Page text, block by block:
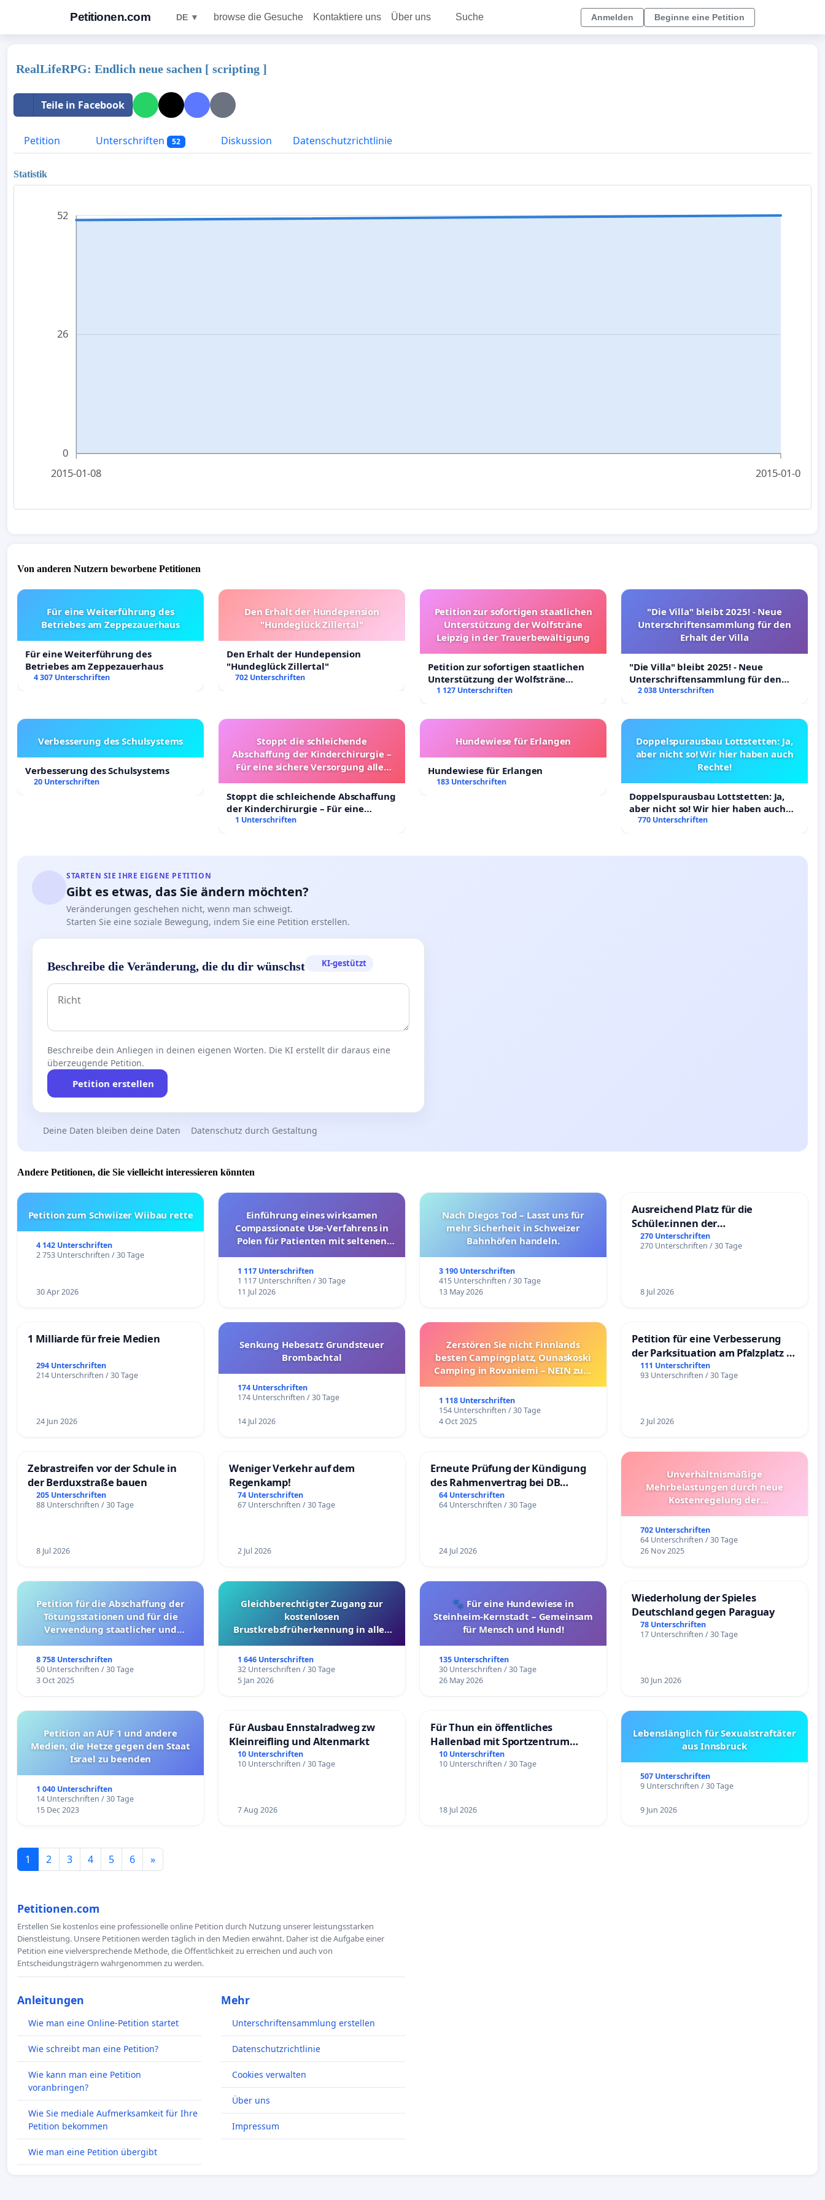
Petitionen.com DE ▼ browse die Gesuche Kontaktiere uns Über uns Suche Anmelden Beginne eine Petition
RealLifeRPG: Endlich neue sachen [ scripting ]
Teile in Facebook
Petition Unterschriften 52 Diskussion Datenschutzrichtlinie
Statistik
0
26
52
2015-01-08 2015-01-09
Von anderen Nutzern beworbene Petitionen
Für eine Weiterführung des
Betriebes am Zeppezauerhaus
Für eine Weiterführung des
Betriebes am Zeppezauerhaus
4 307 Unterschriften
Den Erhalt der Hundepension
"Hundeglück Zillertal"
Den Erhalt der Hundepension
"Hundeglück Zillertal"
702 Unterschriften
Petition zur sofortigen staatlichen
Unterstützung der Wolfsträne
Leipzig in der Trauerbewältigung
Petition zur sofortigen staatlichen
Unterstützung der Wolfsträne
Leipzig in der Trauerbewältigung
1 127 Unterschriften
"Die Villa" bleibt 2025! - Neue
Unterschriftensammlung für den
Erhalt der Villa
"Die Villa" bleibt 2025! - Neue
Unterschriftensammlung für den
Erhalt der Villa
2 038 Unterschriften
Verbesserung des Schulsystems
Verbesserung des Schulsystems
20 Unterschriften
Stoppt die schleichende
Abschaffung der Kinderchirurgie –
Für eine sichere Versorgung aller
Stoppt die schleichende Abschaffung
der Kinderchirurgie – Für eine
sichere Versorgung aller Kinder in
1 Unterschriften
Hundewiese für Erlangen
Hundewiese für Erlangen
183 Unterschriften
Doppelspurausbau Lottstetten: Ja,
aber nicht so! Wir hier haben auch
Rechte!
Doppelspurausbau Lottstetten: Ja,
aber nicht so! Wir hier haben auch
Rechte!
770 Unterschriften
STARTEN SIE IHRE EIGENE PETITION
Gibt es etwas, das Sie ändern möchten?
Veränderungen geschehen nicht, wenn man schweigt.
Starten Sie eine soziale Bewegung, indem Sie eine Petition erstellen.
Beschreibe die Veränderung, die du dir wünschst KI-gestützt
Beschreibe dein Anliegen in deinen eigenen Worten. Die KI erstellt dir daraus eine
überzeugende Petition.
Petition erstellen
Deine Daten bleiben deine Daten Datenschutz durch Gestaltung
Andere Petitionen, die Sie vielleicht interessieren könnten
Petition zum Schwiizer Wiibau rette
4 142 Unterschriften
2 753 Unterschriften / 30 Tage
30 Apr 2026
Einführung eines wirksamen
Compassionate Use-Verfahrens in
Polen für Patienten mit seltenen
1 117 Unterschriften
1 117 Unterschriften / 30 Tage
11 Jul 2026
Nach Diegos Tod – Lasst uns für
mehr Sicherheit in Schweizer
Bahnhöfen handeln.
3 190 Unterschriften
415 Unterschriften / 30 Tage
13 May 2026
Ausreichend Platz für die
Schüler.innen der
Schönbergschule
270 Unterschriften
270 Unterschriften / 30 Tage
8 Jul 2026
1 Milliarde für freie Medien
294 Unterschriften
214 Unterschriften / 30 Tage
24 Jun 2026
Senkung Hebesatz Grundsteuer
Brombachtal
174 Unterschriften
174 Unterschriften / 30 Tage
14 Jul 2026
Zerstören Sie nicht Finnlands
besten Campingplatz, Ounaskoski
Camping in Rovaniemi – NEIN zum
1 118 Unterschriften
154 Unterschriften / 30 Tage
4 Oct 2025
Petition für eine Verbesserung
der Parksituation am Pfalzplatz in
Mannheim
111 Unterschriften
93 Unterschriften / 30 Tage
2 Jul 2026
Zebrastreifen vor der Schule in
der Berduxstraße bauen
205 Unterschriften
88 Unterschriften / 30 Tage
8 Jul 2026
Weniger Verkehr auf dem
Regenkamp!
74 Unterschriften
67 Unterschriften / 30 Tage
2 Jul 2026
Erneute Prüfung der Kündigung
des Rahmenvertrag bei DB
Fahrwegdienste Gmbh
64 Unterschriften
64 Unterschriften / 30 Tage
24 Jul 2026
Unverhältnismäßige
Mehrbelastungen durch neue
Kostenregelung der
Überprüfung und Alternativen
702 Unterschriften
64 Unterschriften / 30 Tage
26 Nov 2025
Petition für die Abschaffung der
Tötungsstationen und für die
Verwendung staatlicher und
8 758 Unterschriften
50 Unterschriften / 30 Tage
3 Oct 2025
Gleichberechtigter Zugang zur
kostenlosen
Brustkrebsfrüherkennung in allen
1 646 Unterschriften
32 Unterschriften / 30 Tage
5 Jan 2026
🐾 Für eine Hundewiese in
Steinheim-Kernstadt – Gemeinsam
für Mensch und Hund!
135 Unterschriften
30 Unterschriften / 30 Tage
26 May 2026
Wiederholung der Spieles
Deutschland gegen Paraguay
78 Unterschriften
17 Unterschriften / 30 Tage
30 Jun 2026
Petition an AUF 1 und andere
Medien, die Hetze gegen den Staat
Israel zu beenden
1 040 Unterschriften
14 Unterschriften / 30 Tage
15 Dec 2023
Für Ausbau Ennstalradweg zw
Kleinreifling und Altenmarkt
10 Unterschriften
10 Unterschriften / 30 Tage
7 Aug 2026
Für Thun ein öffentliches
Hallenbad mit Sportzentrum
schaffen
10 Unterschriften
10 Unterschriften / 30 Tage
18 Jul 2026
Lebenslänglich für Sexualstraftäter
aus Innsbruck
507 Unterschriften
9 Unterschriften / 30 Tage
9 Jun 2026
1 2 3 4 5 6 »
Petitionen.com
Erstellen Sie kostenlos eine professionelle online Petition durch Nutzung unserer leistungsstarken
Dienstleistung. Unsere Petitionen werden täglich in den Medien erwähnt. Daher ist die Aufgabe einer
Petition eine vielversprechende Methode, die Öffentlichkeit zu erreichen und auch von
Entscheidungsträgern wahrgenommen zu werden.
Anleitungen
Wie man eine Online-Petition startet
Wie schreibt man eine Petition?
Wie kann man eine Petition
voranbringen?
Wie Sie mediale Aufmerksamkeit für Ihre
Petition bekommen
Wie man eine Petition übergibt
Mehr
Unterschriftensammlung erstellen
Datenschutzrichtlinie
Cookies verwalten
Über uns
Impressum